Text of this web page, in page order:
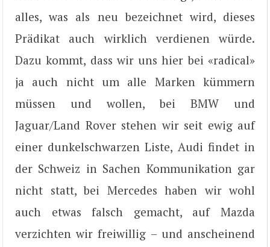
alles, was als neu bezeichnet wird, dieses
Prädikat auch wirklich verdienen würde.
Dazu kommt, dass wir uns hier bei «radical»
ja auch nicht um alle Marken kümmern
müssen und wollen, bei BMW und
Jaguar/Land Rover stehen wir seit ewig auf
einer dunkelschwarzen Liste, Audi findet in
der Schweiz in Sachen Kommunikation gar
nicht statt, bei Mercedes haben wir wohl
auch etwas falsch gemacht, auf Mazda
verzichten wir freiwillig – und anscheinend